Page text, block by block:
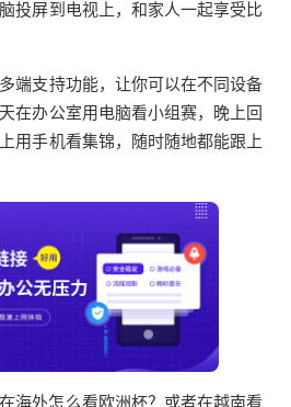
投屏到电视上，和家人一起享受比
端支持功能，让你可以在不同设备
在办公室用电脑看小组赛，晚上回
用手机看集锦，随时随地都能跟上
海外怎么看欧洲杯？或者在越南看